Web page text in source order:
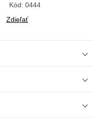
Kód: 0444
Zdieľať